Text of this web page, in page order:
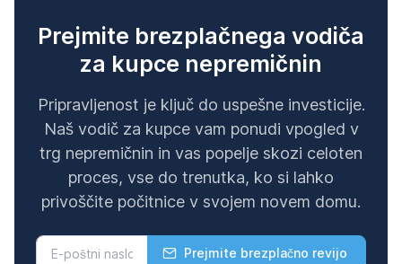
Prejmite brezplačnega vodiča
za kupce nepremičnin
Pripravljenost je ključ do uspešne investicije.
Naš vodič za kupce vam ponudi vpogled v
trg nepremičnin in vas popelje skozi celoten
proces, vse do trenutka, ko si lahko
privoščite počitnice v svojem novem domu.
Prejmite brezplačno revijo